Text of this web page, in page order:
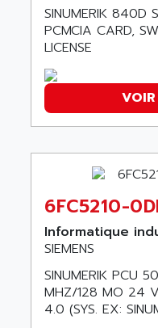
PHASEO
SIMATIC-S5
LOGO!
A03B
ARGOLUX AS
TSX 21
ALTISTART
TEXT DISPLAY
SIMATIC S5 115U
SINUMERIK 840
SMTBD1
SMT
AIRCOM
AIRELEC
AIRMASTER
AIRMAT
AIRWELL
AIXIA
AJC BATTERY
AJHUA
AJR DIFFUSION
AK
SINUMERIK 840D
PCMCIA CARD,
LICENSE
6FC5210-
Informatique
SIEMENS
SINUMERIK PCU
MHZ/128 MO 24
4.0 (SYS. EX: